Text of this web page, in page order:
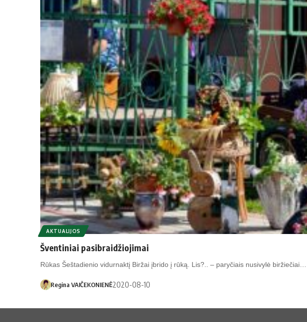
AKTUALIJOS
Šventiniai pasibraidžiojimai
Rūkas Šeštadienio vidurnaktį Biržai įbrido į rūką. Lis?.. – paryčiais nusivylė biržiečiai…
Regina VAIČEKONIENĖ2020-08-10